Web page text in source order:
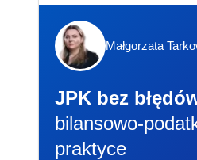
Małgorzata
JPK bez
bilansowo-
praktyce